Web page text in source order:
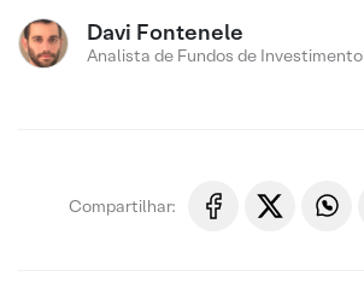
Davi Fontenele
Analista de Fundos de Investimento
Compartilhar: